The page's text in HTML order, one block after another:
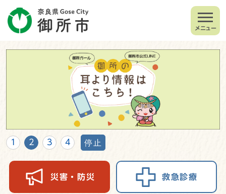
メニュー
1 2 3 4 停止
災害・防災 救急診療